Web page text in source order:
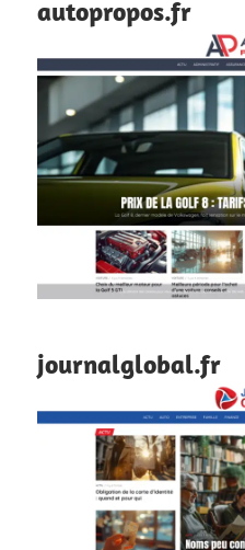
autopropos.fr
journalglobal.fr